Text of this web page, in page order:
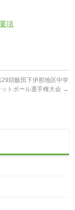
項
回飯田下伊那地区中学
トボール選手権大会 →